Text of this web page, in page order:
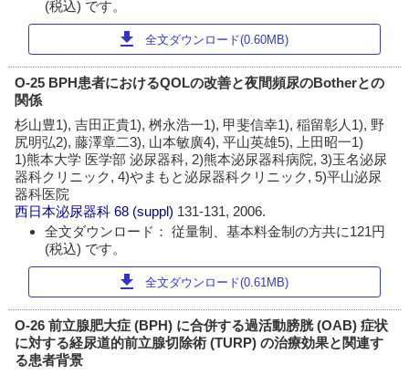
(税込) です。
download 全文ダウンロード(0.60MB)
O-25 BPH患者におけるQOLの改善と夜間頻尿のBotherとの
関係
杉山豊1), 吉田正貴1), 桝永浩一1), 甲斐信幸1), 稲留彰人1), 野
尻明弘2), 藤澤章二3), 山本敏廣4), 平山英雄5), 上田昭一1)
1)熊本大学 医学部 泌尿器科, 2)熊本泌尿器科病院, 3)玉名泌尿
器科クリニック, 4)やまもと泌尿器科クリニック, 5)平山泌尿
器科医院
西日本泌尿器科 68 (suppl) 131-131, 2006.
全文ダウンロード： 従量制、基本料金制の方共に121円
(税込) です。
download 全文ダウンロード(0.61MB)
O-26 前立腺肥大症 (BPH) に合併する過活動膀胱 (OAB) 症状
に対する経尿道的前立腺切除術 (TURP) の治療効果と関連す
る患者背景